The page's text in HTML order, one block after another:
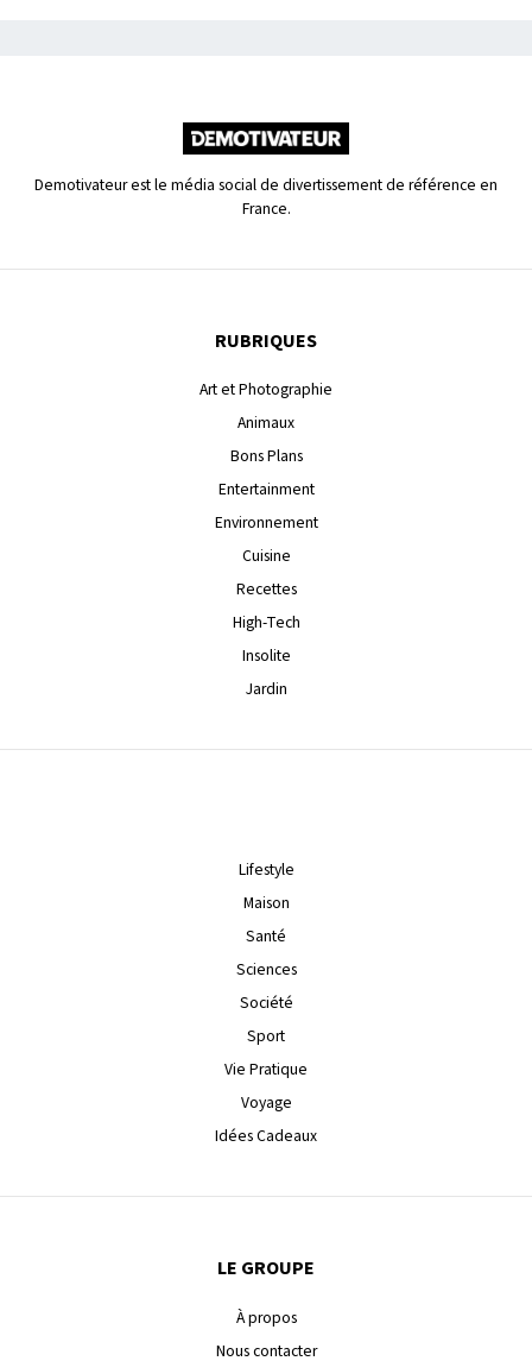
Demotivateur est le média social de divertissement de référence en
France.
RUBRIQUES
Art et Photographie
Animaux
Bons Plans
Entertainment
Environnement
Cuisine
Recettes
High-Tech
Insolite
Jardin
Lifestyle
Maison
Santé
Sciences
Société
Sport
Vie Pratique
Voyage
Idées Cadeaux
LE GROUPE
À propos
Nous contacter